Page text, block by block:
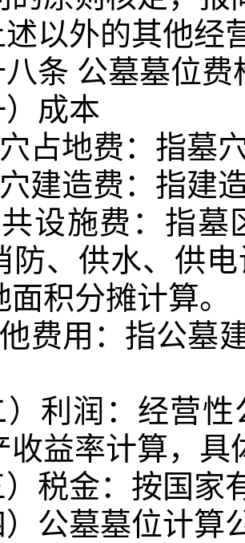
述以外的其他经
八条 公墓墓位费
）成本
占地费：指墓
建造费：指建
设施费：指墓
防、供水、供
面积分摊计算。
费用：指公墓
）利润：经营
收益率计算，
）税金：按国家
）公墓墓位计算